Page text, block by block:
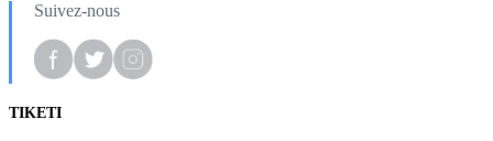
Suivez-nous
TIKETI